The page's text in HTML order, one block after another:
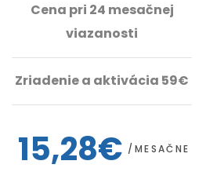
Cena pri 24 mesačnej
viazanosti
Zriadenie a aktivácia 59€
15,28€ /MESAČNE